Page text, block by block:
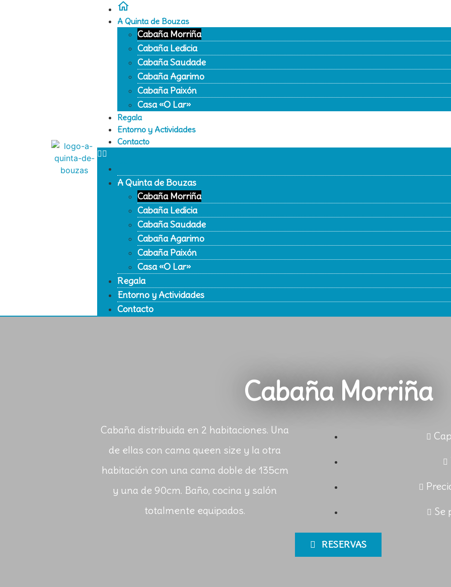
A Quinta de Bouzas
Cabaña Morriña
Cabaña Ledicia
Cabaña Saudade
Cabaña Agarimo
Cabaña Paixón
Casa «O Lar»
Regala
Entorno y Actividades
Contacto
A Quinta de Bouzas
Cabaña Morriña
Cabaña Ledicia
Cabaña Saudade
Cabaña Agarimo
Cabaña Paixón
Casa «O Lar»
Regala
Entorno y Actividades
Contacto
Cabaña Morriña
Cabaña distribuida en 2 habitaciones. Una
de ellas con cama queen size y la otra
habitación con una cama doble de 135cm
y una de 90cm. Baño, cocina y salón
totalmente equipados.
Se
RESERVAS